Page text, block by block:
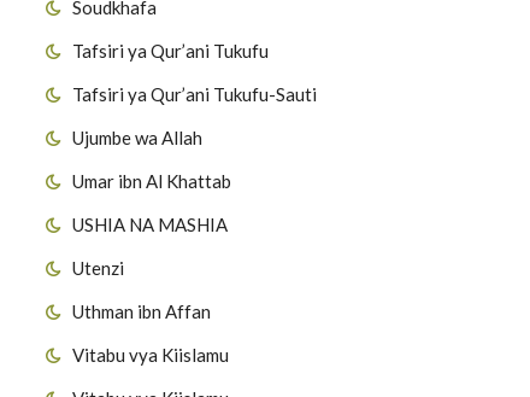
Soudkhafa
Tafsiri ya Qur’ani Tukufu
Tafsiri ya Qur’ani Tukufu-Sauti
Ujumbe wa Allah
Umar ibn Al Khattab
USHIA NA MASHIA
Utenzi
Uthman ibn Affan
Vitabu vya Kiislamu